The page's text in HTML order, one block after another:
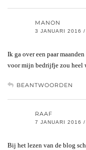
MANON
3 JANUARI 2016
Ik ga over een paar
voor mijn bedrijfje zou heel
BEANTWOORDEN
RAAF
7 JANUARI 2016
Bij het lezen van de blog